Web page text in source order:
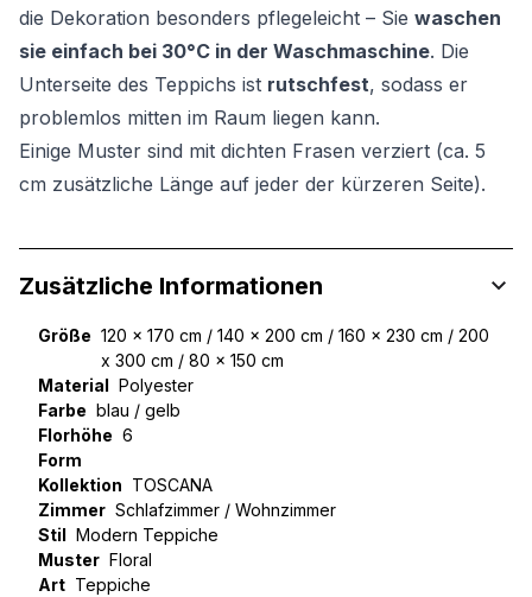
die Dekoration besonders pflegeleicht – Sie waschen
sie einfach bei 30°C in der Waschmaschine. Die
Unterseite des Teppichs ist rutschfest, sodass er
problemlos mitten im Raum liegen kann.
Einige Muster sind mit dichten Frasen verziert (ca. 5
cm zusätzliche Länge auf jeder der kürzeren Seite).
Zusätzliche Informationen
Größe 120 x 170 cm / 140 x 200 cm / 160 x 230 cm / 200
x 300 cm / 80 x 150 cm
Material Polyester
Farbe blau / gelb
Florhöhe 6
Form
Kollektion TOSCANA
Zimmer Schlafzimmer / Wohnzimmer
Stil Modern Teppiche
Muster Floral
Art Teppiche